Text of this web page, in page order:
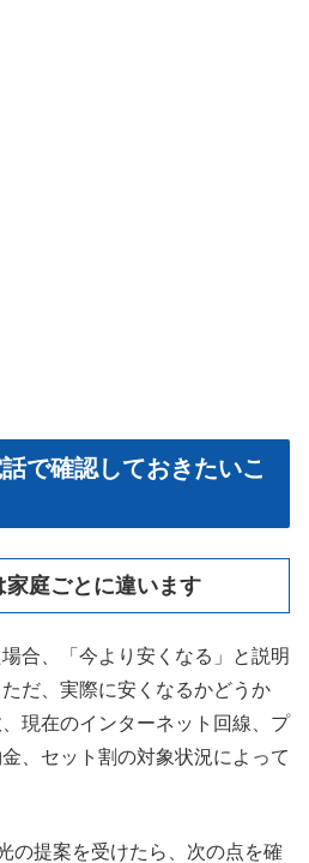
で確認しておきたいこ
庭ごとに違います
合、「今より安くなる」と説明
だ、実際に安くなるかどうか
現在のインターネット回線、プ
、セット割の対象状況によって
の提案を受けたら、次の点を確